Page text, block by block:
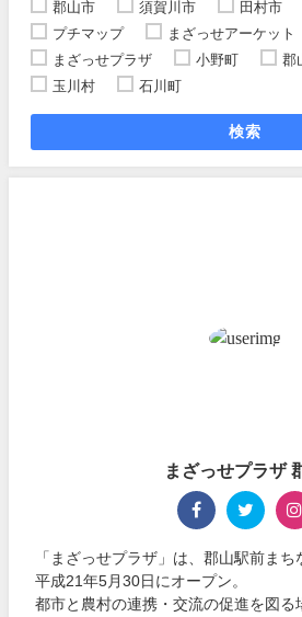
郡山市 須賀川市 田村市
プチマップ
まざっせアーケット
まざっせプラザ
小野町
郡
玉川村
石川町
検索
まざっせプラザ
「まざっせプラザ」は、郡山駅前まち
平成21年5月30日にオープン。
都市と農村の連携・交流の促進を図る